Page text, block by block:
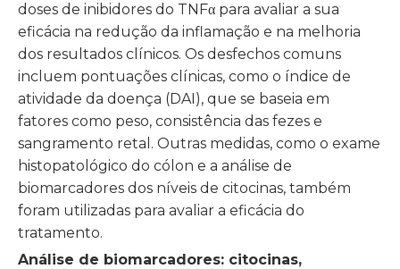
doses de inibidores do TNFα para avaliar a sua
eficácia na redução da inflamação e na melhoria
dos resultados clínicos. Os desfechos comuns
incluem pontuações clínicas, como o índice de
atividade da doença (DAI), que se baseia em
fatores como peso, consistência das fezes e
sangramento retal. Outras medidas, como o exame
histopatológico do cólon e a análise de
biomarcadores dos níveis de citocinas, também
foram utilizadas para avaliar a eficácia do
tratamento.
Análise de biomarcadores: citocinas,